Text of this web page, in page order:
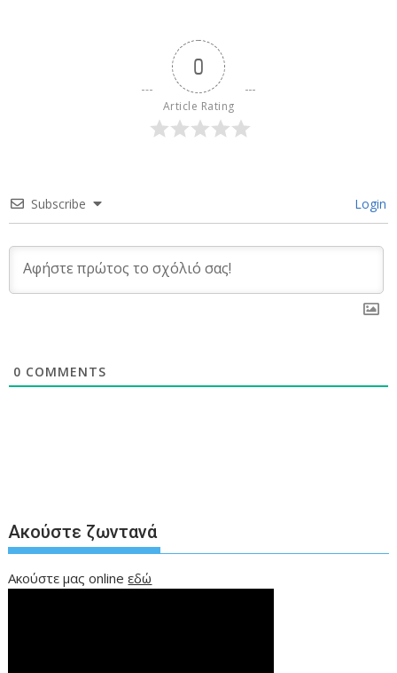
0
Article Rating
Subscribe Login
0 COMMENTS
Ακούστε ζωντανά
Ακούστε μας onlineεδώ